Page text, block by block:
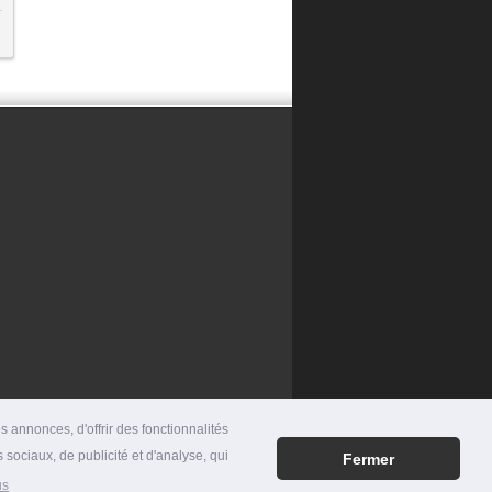
annonces, d'offrir des fonctionnalités
de publicité et d'analyse, qui
Fermer